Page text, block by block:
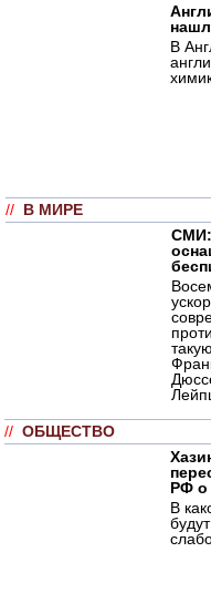
В
// В МИРЕ
СМИ:
// ОБЩЕСТВО
РФ о
В